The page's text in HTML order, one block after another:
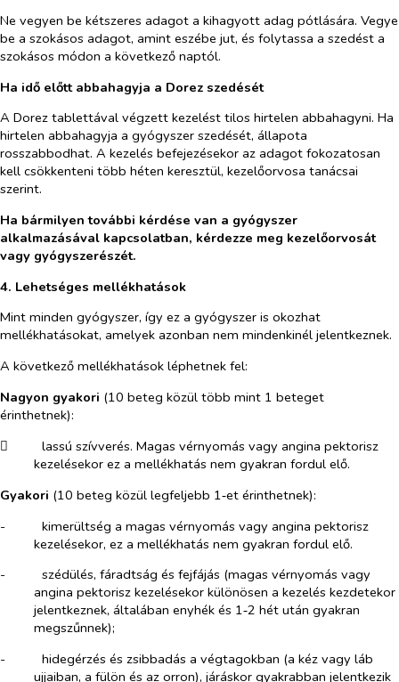
Ne vegyen be kétszeres adagot a kihagyott adag pótlására. Vegye
be a szokásos adagot, amint eszébe jut, és folytassa a szedést a
szokásos módon a következő naptól.
Ha idő előtt abbahagyja a Dorez szedését
A Dorez tablettával végzett kezelést tilos hirtelen abbahagyni. Ha
hirtelen abbahagyja a gyógyszer szedését, állapota
rosszabbodhat. A kezelés befejezésekor az adagot fokozatosan
kell csökkenteni több héten keresztül, kezelőorvosa tanácsai
szerint.
Ha bármilyen további kérdése van a gyógyszer
alkalmazásával kapcsolatban, kérdezze meg kezelőorvosát
vagy gyógyszerészét.
4. Lehetséges mellékhatások
Mint minden gyógyszer, így ez a gyógyszer is okozhat
mellékhatásokat, amelyek azonban nem mindenkinél jelentkeznek.
A következő mellékhatások léphetnek fel:
Nagyon gyakori (10 beteg közül több mint 1 beteget
érinthetnek):
​
lassú szívverés. Magas vérnyomás vagy angina pektorisz
kezelésekor ez a mellékhatás nem gyakran fordul elő.
Gyakori (10 beteg közül legfeljebb 1‑et érinthetnek):
-​
kimerültség a magas vérnyomás vagy angina pektorisz
kezelésekor, ez a mellékhatás nem gyakran fordul elő.
-​
szédülés, fáradtság és fejfájás (magas vérnyomás vagy
angina pektorisz kezelésekor különösen a kezelés kezdetekor
jelentkeznek, általában enyhék és 1‑2 hét után gyakran
megszűnnek);
-​
hidegérzés és zsibbadás a végtagokban (a kéz vagy láb
ujjaiban, a fülön és az orron), járáskor gyakrabban jelentkezik